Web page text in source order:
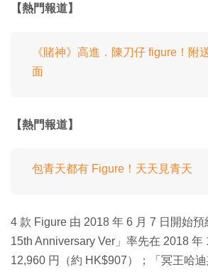
【熱門報道】
《賭神》高進．陳刀仔 figure！附
面
【熱門報道】
包青天都有 Figure！天天見青天
4 款 Figure 由 2018 年 6 月 7 日開始
15th Anniversary Ver」率先在 2018 年
12,960 円（約 HK$907）；「冥王哈